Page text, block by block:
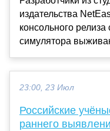
издательства
консольного
симулятора
23:00, 23 Июл
Российские
раннего